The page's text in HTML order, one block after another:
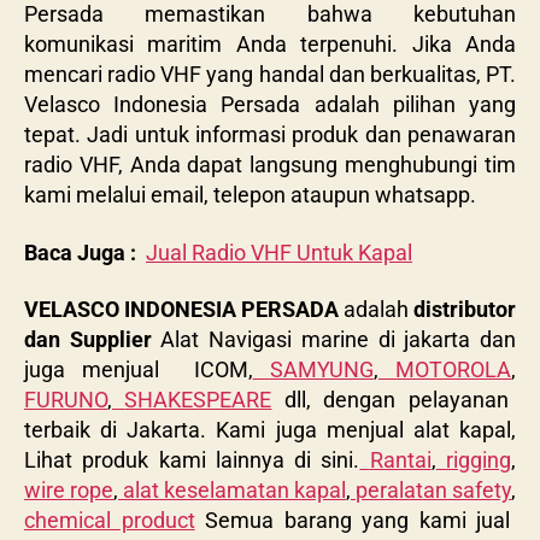
Persada memastikan bahwa kebutuhan
komunikasi maritim Anda terpenuhi. Jika Anda
mencari radio VHF yang handal dan berkualitas, PT.
Velasco Indonesia Persada adalah pilihan yang
tepat. Jadi untuk informasi produk dan penawaran
radio VHF, Anda dapat langsung menghubungi tim
kami melalui email, telepon ataupun whatsapp.
Baca Juga : Jual Radio VHF Untuk Kapal
VELASCO INDONESIA PERSADA adalah distributor
dan SupplierAlat Navigasi marine di jakarta dan
juga menjual ICOM,
SAMYUNG, MOTOROLA,
FURUNO, SHAKESPEARE dll, dengan pelayanan
terbaik di Jakarta. Kami juga menjual alat kapal,
Lihat produk kami lainnya di sini. Rantai, rigging,
wire rope, alat keselamatan kapal , peralatan safety,
chemical productSemua barang yang kami jual